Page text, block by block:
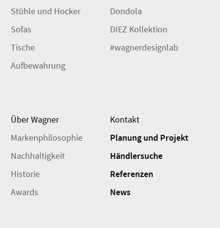
Stühle und Hocker
Sofas
Tische
Aufbewahrung
Dondola
DIEZ Kollektion
#wagnerdesignlab
Über Wagner
Markenphilosophie
Nachhaltigkeit
Historie
Awards
Kontakt
Planung und Projekt
Händlersuche
Referenzen
News